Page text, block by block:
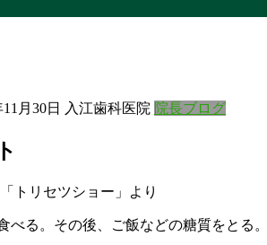
月30日 入江歯科医院 院長ブログ
トリセツショー」より
る。その後、ご飯などの糖質をとる。